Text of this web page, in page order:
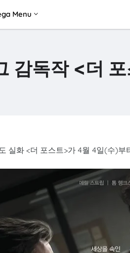
Menu
감독작 <더
실화 <더 포스트>가 4월 4일(수)부